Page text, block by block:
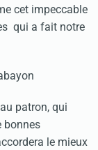
cet impeccable
qui a fait notre
patron, qui
bonnes
le mieux